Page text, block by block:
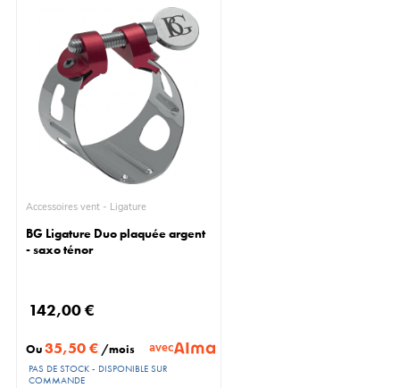
Accessoires vent - Ligature
BG Ligature Duo plaquée argent
- saxo ténor
142,00 €
Ou35,50 € /mois avec
PAS DE STOCK - DISPONIBLE SUR
COMMANDE